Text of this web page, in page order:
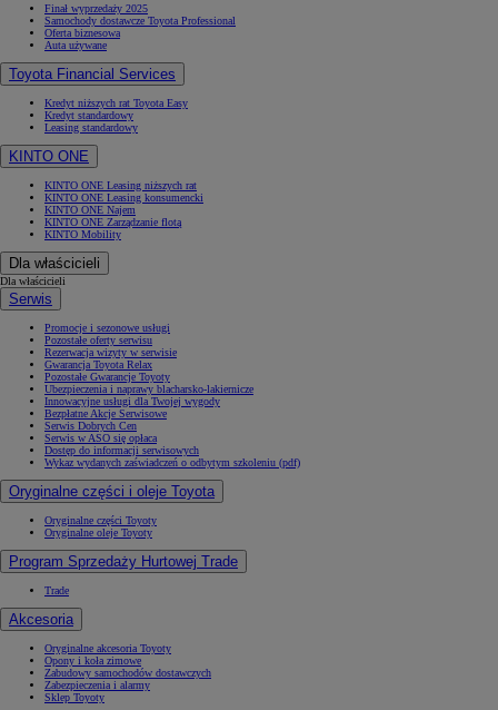
Finał wyprzedaży 2025
Samochody dostawcze Toyota Professional
Oferta biznesowa
Auta używane
Toyota Financial Services
Kredyt niższych rat Toyota Easy
Kredyt standardowy
Leasing standardowy
KINTO ONE
KINTO ONE Leasing niższych rat
KINTO ONE Leasing konsumencki
KINTO ONE Najem
KINTO ONE Zarządzanie flotą
KINTO Mobility
Dla właścicieli
Dla właścicieli
Serwis
Promocje i sezonowe usługi
Pozostałe oferty serwisu
Rezerwacja wizyty w serwisie
Gwarancja Toyota Relax
Pozostałe Gwarancje Toyoty
Ubezpieczenia i naprawy blacharsko-lakiernicze
Innowacyjne usługi dla Twojej wygody
Bezpłatne Akcje Serwisowe
Serwis Dobrych Cen
Serwis w ASO się opłaca
Dostęp do informacji serwisowych
Wykaz wydanych zaświadczeń o odbytym szkoleniu (pdf)
Oryginalne części i oleje Toyota
Oryginalne części Toyoty
Oryginalne oleje Toyoty
Program Sprzedaży Hurtowej Trade
Trade
Akcesoria
Oryginalne akcesoria Toyoty
Opony i koła zimowe
Zabudowy samochodów dostawczych
Zabezpieczenia i alarmy
Sklep Toyoty